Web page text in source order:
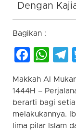
Dengan
Bagikan :
Makkah Al
1444H –
berarti bagi
melakukannya.
lima pilar Islam